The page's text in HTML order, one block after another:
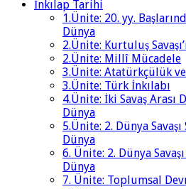
İnkılap Tarihi
1.Ünite: 20. yy.
Dünya
2.Ünite: Kurtuluş
2.Ünite: Millî Mücadele
3.Ünite: Atatürkçülük
3.Ünite: Türk İnkılabı
4.Ünite: İki Savaş Arası
Dünya
5.Ünite: 2. Dünya
Dünya
6. Ünite: 2. Dünya
Dünya
7. Ünite: Toplumsal